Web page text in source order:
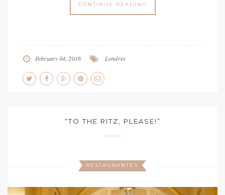
CONTINUE READING
February 04, 2016 Londres
“TO THE RITZ, PLEASE!”
RESTAURANTES